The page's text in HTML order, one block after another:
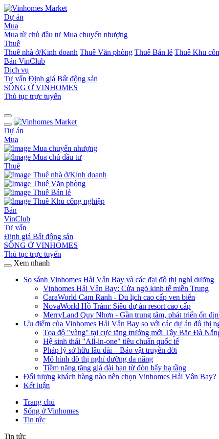
Dự án
Mua
Mua từ chủ đầu tư Mua chuyển nhượng
Thuê
Thuê nhà ở/Kinh doanh Thuê Văn phòng Thuê Bán lẻ Thuê Khu
Bán VinClub
Dịch vụ
Tư vấn Định giá Bất động sản
SỐNG Ở VINHOMES
Thủ tục trực tuyến
Dự án
Mua
Mua chuyển nhượng
Mua chủ đầu tư
Thuê
Thuê nhà ở/Kinh doanh
Thuê Văn phòng
Thuê Bán lẻ
Thuê Khu công nghiệp
Bán
VinClub
Tư vấn
Định giá Bất động sản
SỐNG Ở VINHOMES
Thủ tục trực tuyến
Xem nhanh
So sánh Vinhomes Hải Vân Bay và các đại đô thị nghỉ dưỡng
Vinhomes Hải Vân Bay: Cửa ngõ kinh tế miền Trung
CaraWorld Cam Ranh - Du lịch cao cấp ven biển
NovaWorld Hồ Tràm: Siêu dự án resort cao cấp
MerryLand Quy Nhơn - Gần trung tâm, phát triển ổn
Ưu điểm của Vinhomes Hải Vân Bay so với các dự án đô thị
Tọa độ "vàng" tại cực tăng trưởng mới Tây Bắc Đà
Hệ sinh thái "All-in-one" tiêu chuẩn quốc tế
Pháp lý sở hữu lâu dài – Bảo vật truyền đời
Mô hình đô thị nghỉ dưỡng đa năng
Tiềm năng tăng giá dài hạn từ đòn bẩy hạ tầng
Đối tượng khách hàng nào nên chọn Vinhomes Hải Vân Bay?
Kết luận
Trang chủ
Sống ở Vinhomes
Tin tức
Tin tức